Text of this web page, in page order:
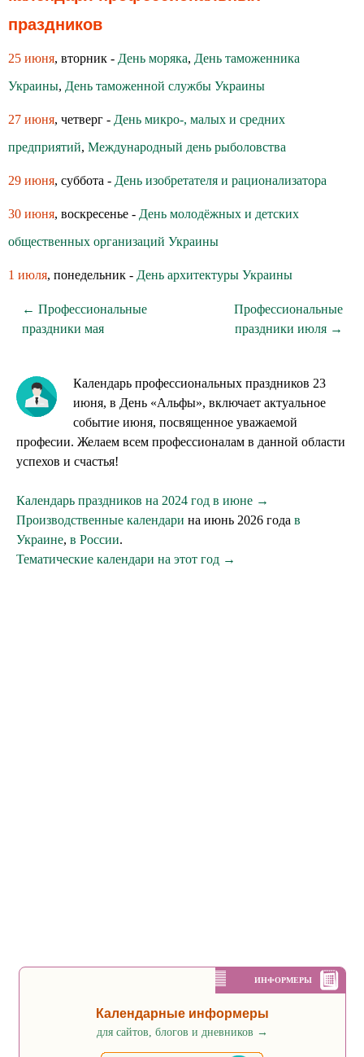
праздников
25 июня, вторник - День моряка, День таможенника
Украины, День таможенной службы Украины
27 июня, четверг - День микро-, малых и средних
предприятий, Международный день рыболовства
29 июня, суббота - День изобретателя и рационализатора
30 июня, воскресенье - День молодёжных и детских
общественных организаций Украины
1 июля, понедельник - День архитектуры Украины
← Профессиональные
праздники мая
Профессиональные
праздники июля →
Календарь профессиональных праздников 23
июня, в День «Альфы», включает актуальное
событие июня, посвященное уважаемой
професии. Желаем всем профессионалам в данной области
успехов и счастья!
Календарь праздников на 2024 год в июне →
Производственные календари на июнь 2026 года в
Украине, в России.
Тематические календари на этот год →
ИНФОРМЕРЫ
Календарные информеры
для сайтов, блогов и дневников →